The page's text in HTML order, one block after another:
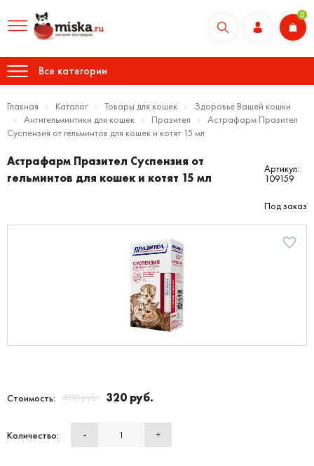
0
Все категории
Главная Каталог Товары для кошек
Здоровье Вашей кошки
Антигельминтики для кошек
Празител
Астрафарм Празител
Суспензия от гельминтов для кошек и котят 15 мл
Астрафарм Празител Суспензия от
гельминтов для кошек и котят 15 мл
Артикул:
109159
Под заказ
Стоимость: 400 руб. 320 руб.
Количество: - +